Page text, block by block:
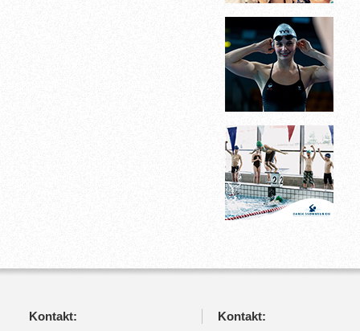
Kontakt: Kontakt: